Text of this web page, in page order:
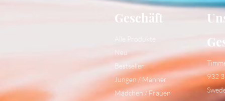
Geschäft
Alle Produkte
Neu
Bestseller
Jungen / Männer
Mädchen / Frauen
932